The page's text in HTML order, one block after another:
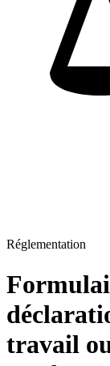
Réglementation
travail